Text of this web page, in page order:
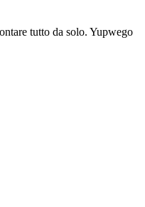
tutto da solo. Yupwego